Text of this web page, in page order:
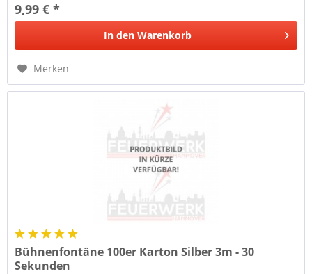
9,99 € *
In den Warenkorb
Merken
Bühnenfontäne 100er Karton Silber 3m - 30
Sekunden